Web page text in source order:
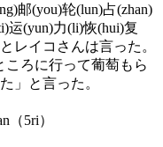
邮(you)轮(lun)占(zhan)
运(yun)力(li)恢(hui)复
レイコさんは言った。
ころに行って葡萄もら
た」と言った。
（5ri）